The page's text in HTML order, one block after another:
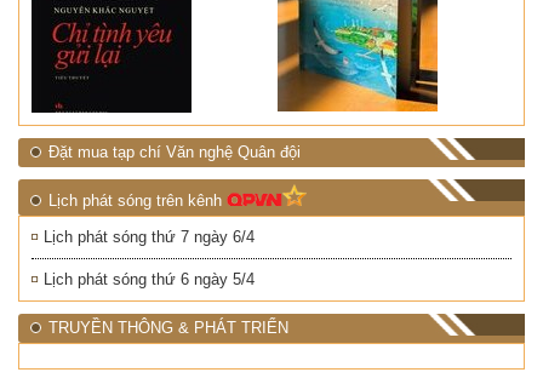
Đặt mua tạp chí Văn nghệ Quân đội
Lịch phát sóng trên kênh
Lịch phát sóng thứ 7 ngày 6/4
Lịch phát sóng thứ 6 ngày 5/4
TRUYỀN THÔNG & PHÁT TRIỂN